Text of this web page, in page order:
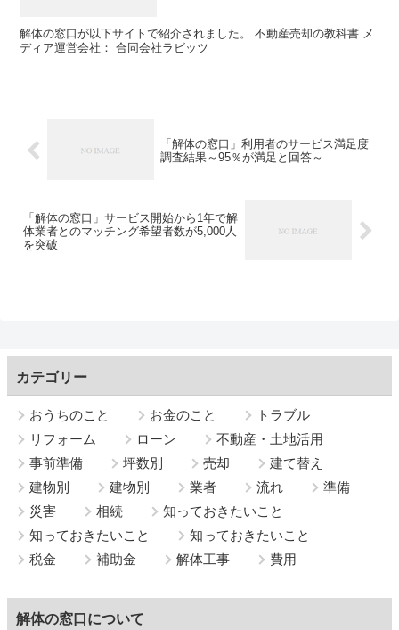
解体の窓口が以下サイトで紹介されました。 不動産売却の教科書 メ
ディア運営会社： 合同会社ラビッツ
「解体の窓口」利用者のサービス満足度
調査結果～95％が満足と回答～
「解体の窓口」サービス開始から1年で解
体業者とのマッチング希望者数が5,000人
を突破
カテゴリー
おうちのこと お金のこと
トラブル
リフォーム
ローン
不動産・土地活用
事前準備
坪数別 売却
建て替え
建物別
建物別 業者 流れ
準備
災害
相続
知っておきたいこと
知っておきたいこと
知っておきたいこと
税金
補助金 解体工事 費用
解体の窓口について